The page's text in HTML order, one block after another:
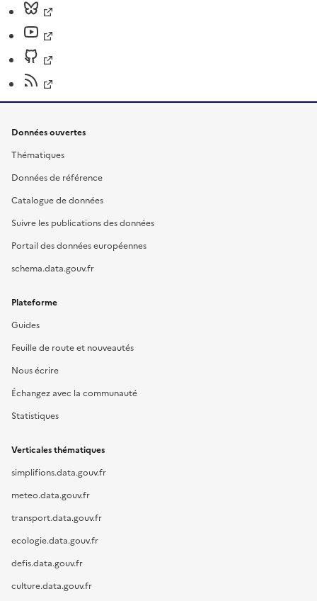
Données ouvertes
Thématiques
Données de référence
Catalogue de données
Suivre les publications des données
Portail des données européennes
schema.data.gouv.fr
Plateforme
Guides
Feuille de route et nouveautés
Nous écrire
Échangez avec la communauté
Statistiques
Verticales thématiques
simplifions.data.gouv.fr
meteo.data.gouv.fr
transport.data.gouv.fr
ecologie.data.gouv.fr
defis.data.gouv.fr
culture.data.gouv.fr